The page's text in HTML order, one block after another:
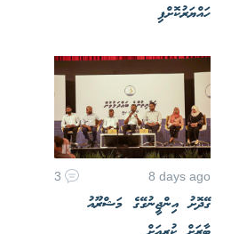
ހައްޔަރުކޮށްފި
8 days ago
3
ގޭދޮށު އިންޖީނުގޭގެ މަޝްރޫއު